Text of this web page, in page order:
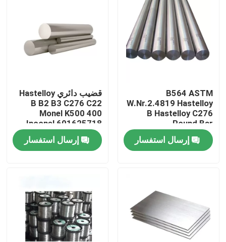
معلومات عنا
جولة في المعمل
اتصل بنا
مادة Inconel 600
مادة Incoloy 800
مادة Inconel 718
B564 ASTM
W.Nr.2.4819 Hastelloy
B Hastelloy C276
Round Bar
إرسال استفسار
قضيب دائري Hastelloy
B B2 B3 C276 C22
Monel K500 400
Inconel 601625718
X750825201
إرسال استفسار